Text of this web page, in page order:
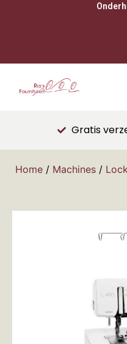
Gratis
Home / Machines /